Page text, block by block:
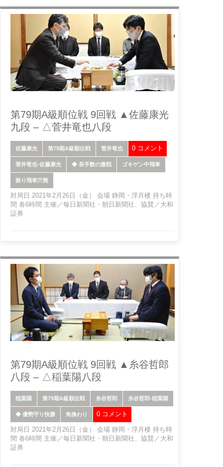
第79期A級順位戦 9回戦 ▲佐藤康光
九段 – △菅井竜也八段
佐藤康光 第79期A級順位戦 菅井竜也
菅井竜也-佐藤康光 ◆ 長手数の激戦 ゴキゲン中飛車
振り飛車穴熊
0 コメント
対局日 2021年2月26日（金） 会場 静岡・浮月楼 持ち時
間 各6時間 主催／毎日新聞社・朝日新聞社、協賛／大和
証券
第79期A級順位戦 9回戦 ▲糸谷哲郎
八段 – △稲葉陽八段
稲葉陽 第79期A級順位戦 糸谷哲郎 糸谷哲郎-稲葉陽
◆ 優勢守り快勝 角換わり 0 コメント
対局日 2021年2月26日（金） 会場 静岡・浮月楼 持ち時
間 各6時間 主催／毎日新聞社・朝日新聞社、協賛／大和
証券